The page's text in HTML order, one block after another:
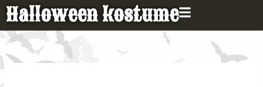
Gå
indholdet
Halloween kostume